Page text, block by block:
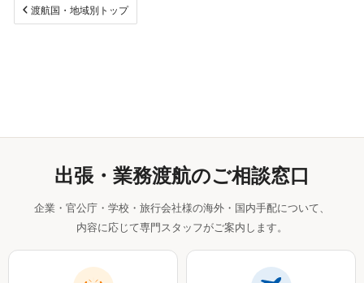
渡航国・地域別トップ
出張・業務渡航のご相談窓口
企業・官公庁・学校・旅行会社様の海外・国内手配について、
内容に応じて専門スタッフがご案内します。